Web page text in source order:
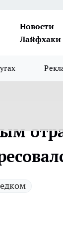
Новости
Лайфхаки